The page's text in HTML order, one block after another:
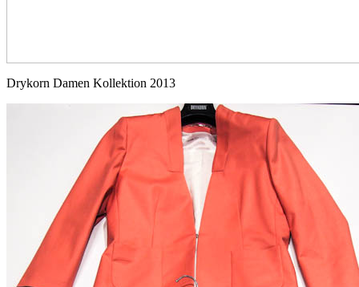
Drykorn Damen Kollektion 2013